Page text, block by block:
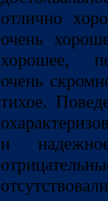
отлично
очень
хорошее,
очень
тихое.
и